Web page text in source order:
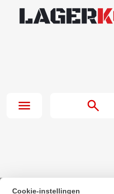
Cookie-instellingen